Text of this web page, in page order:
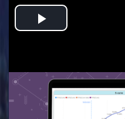
Play